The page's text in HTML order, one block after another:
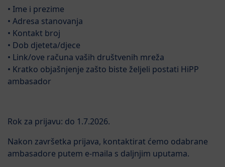
• Ime i prezime
• Adresa stanovanja
• Kontakt broj
• Dob djeteta/djece
• Link/ove računa vaših društvenih mreža
• Kratko objašnjenje zašto biste željeli postati HiPP
ambasador
Rok za prijavu: do 1.7.2026.
Nakon završetka prijava, kontaktirat ćemo odabrane
ambasadore putem e-maila s daljnjim uputama.